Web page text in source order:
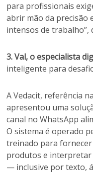
para profissionais
abrir mão da precisão
intensos de trabalho”,
3. Val, o especialista
inteligente para
A Vedacit, referência
apresentou uma
canal no WhatsApp
O sistema é operado
treinado para
produtos e interpretar
— inclusive por texto,